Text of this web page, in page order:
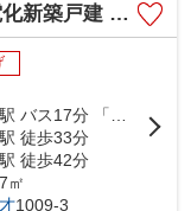
棟 2号棟 南西道路
バス17分 「榎」 停歩12分
駅 徒歩33分
駅 徒歩42分
㎡
1009-3